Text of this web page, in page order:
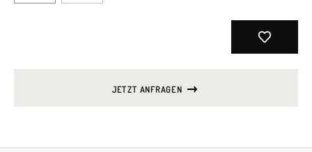
JETZT ANFRAGEN